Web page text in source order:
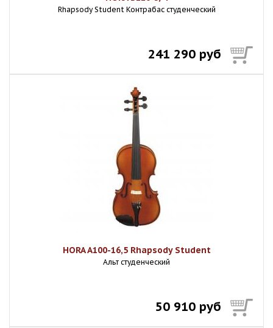
Rhapsody Student Контрабас студенческий
241 290 руб
HORA A100-16,5 Rhapsody Student
Альт студенческий
50 910 руб